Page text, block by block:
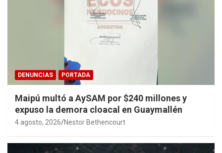
DENUNCIAS PORTADA
Maipú multó a AySAM por $240 millones y
expuso la demora cloacal en Guaymallén
4 agosto, 2026 Nestor Bethencourt